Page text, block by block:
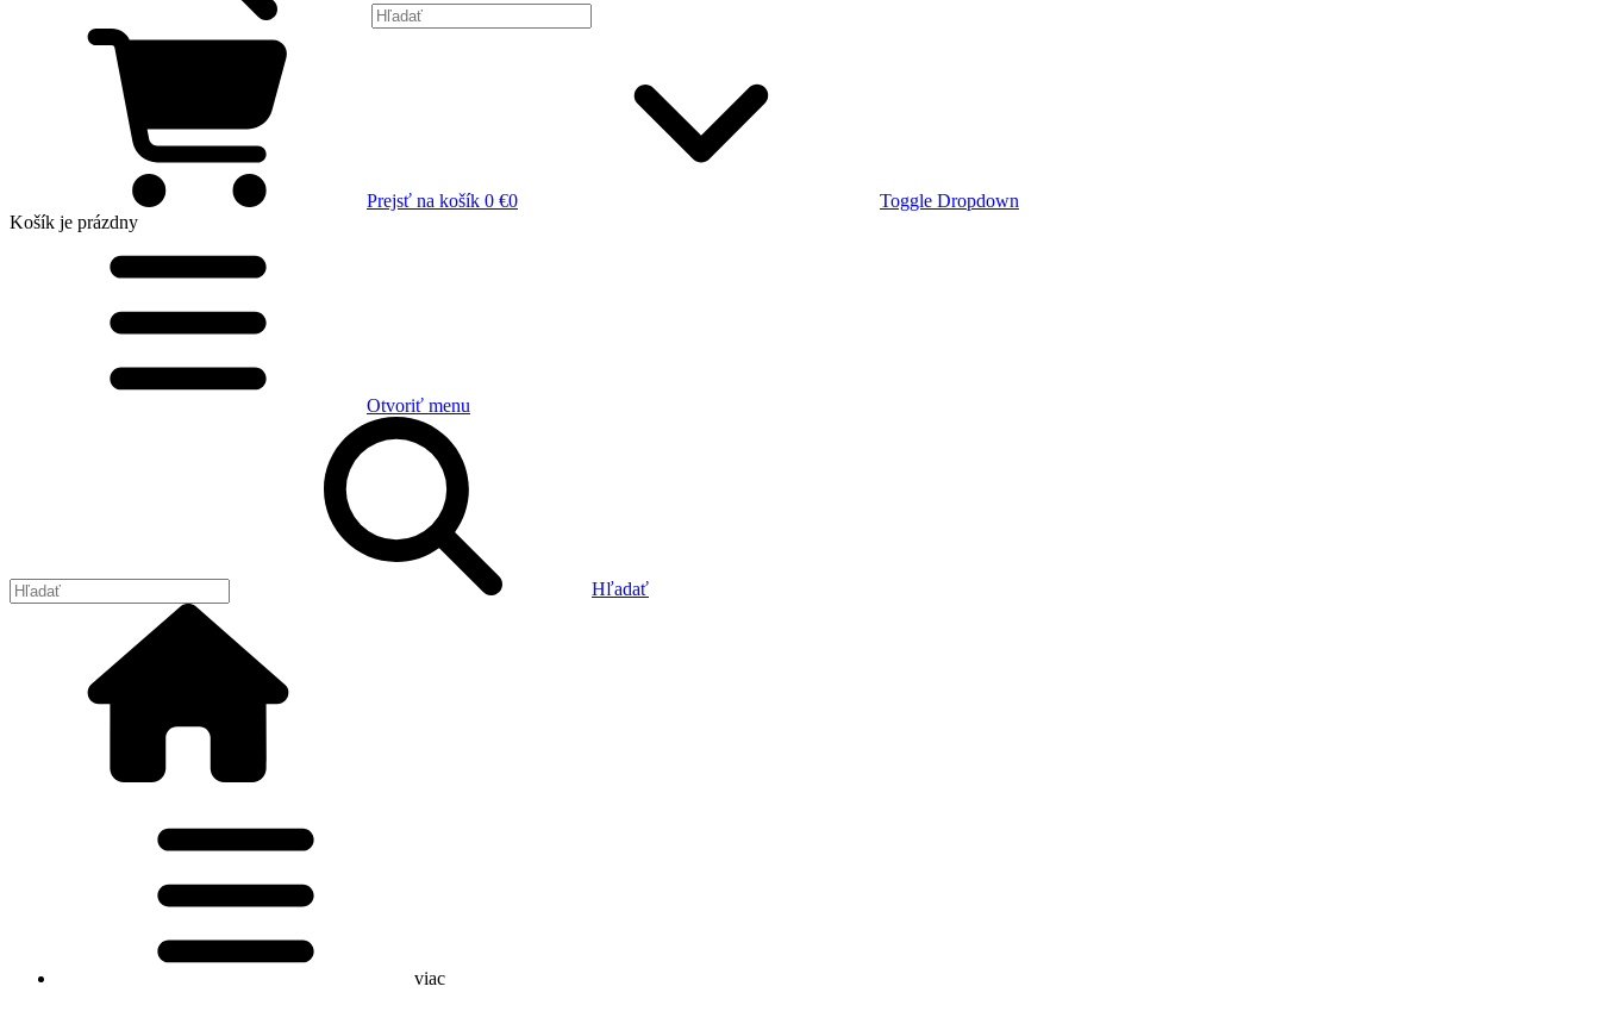
Prejsť na košík 0 €0
Toggle Dropdown
Košík je prázdny
Otvoriť menu
Hľadať
viac